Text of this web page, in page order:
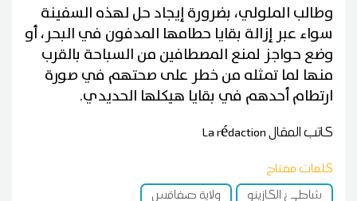
وطالب الملولي، بضرورة إيجاد حل لهذه السفينة
سواء عبر إزالة بقايا حطامها المدفون في البحر، أو
وضع حواجز لمنع المصطافين من السباحة بالقرب
منها لما تمثله من خطر على صحتهم في صورة
ارتطام أحدهم في بقايا هيكلها الحديدي.
كاتب المقالLa rédaction
كلمات مفتاح
شاطئ الكازينو
ولاية صفاقس